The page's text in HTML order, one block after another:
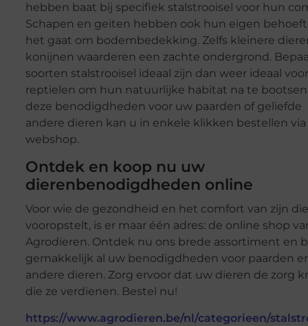
hebben baat bij specifiek stalstrooisel voor hun
Schapen en geiten hebben ook hun eigen
het gaat om bodembedekking. Zelfs kleinere
konijnen waarderen een zachte ondergrond.
soorten stalstrooisel ideaal zijn dan weer ideaal voor
reptielen om hun natuurlijke habitat na te
deze benodigdheden voor uw paarden of geliefde
andere dieren kan u in enkele klikken bestellen via
webshop.
Ontdek en koop nu uw
dierenbenodigdheden online
Voor wie de gezondheid en het comfort van zijn
vooropstelt, is er maar één adres: de online shop
Agrodieren. Ontdek nu ons brede assortiment en
gemakkelijk al uw benodigdheden voor paarden
andere dieren. Zorg ervoor dat uw dieren de zorg
die ze verdienen. Bestel nu!
https://www.agrodieren.be/nl/categorieen/